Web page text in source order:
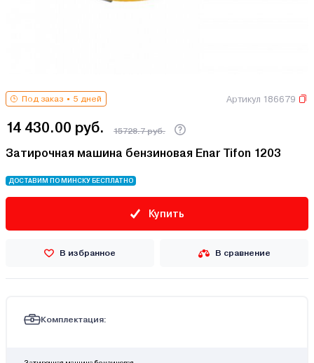
Под заказ 5 дней Артикул 186679
14 430.00 руб. 15728.7 руб.
Затирочная машина бензиновая Enar Tifon 1203
ДОСТАВИМ ПО МИНСКУ БЕСПЛАТНО
Купить
В избранное В сравнение
Комплектация: